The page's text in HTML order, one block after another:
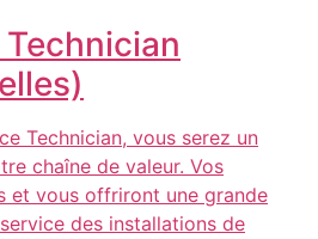
Technician, vous serez un
chaîne de valeur. Vos
et vous offriront une grande
des installations de